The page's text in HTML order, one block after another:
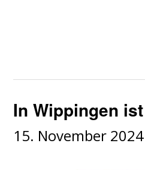
In Wippingen
15. November 2024